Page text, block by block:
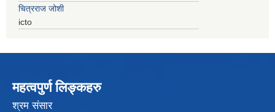
चित्रराज जोशी
icto
महत्वपुर्ण लिङ्कहरु
श्रम संसार